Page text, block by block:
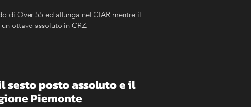
di Over 55 ed allunga nel CIAR mentre il
ottavo assoluto in CRZ.
sesto posto assoluto e il
Piemonte